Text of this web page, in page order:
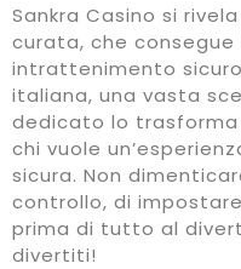
Sankra Casino si
curata, che
intrattenimento
italiana, una vasta
dedicato lo
chi vuole
sicura. Non
controllo, di
prima di tutto al
divertiti!